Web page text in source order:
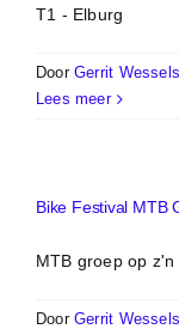
T1 - Elburg
DoorGerrit Wessels
Lees meer
Bike Festival MTB
MTB groep op z'n
DoorGerrit Wessels